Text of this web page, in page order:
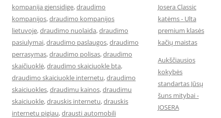
kompanija gjensidige,draudimo
kompanijos,draudimo kompanijos
lietuvoje,draudimo nuolaida,draudimo
pasiulymai,draudimo paslaugos,draudimo
perrasymas,draudimo polisas,draudimo
skaičiuoklė,draudimo skaiciuokle bta,
draudimo skaiciuokle internetu,draudimo
skaiciuokles,draudimu kainos,draudimu
skaiciuokle,drauskis internetu,drauskis
internetu pigiau,drausti automobili
Josera Classic
katėms - Ulta
premium klasės
kačių maistas
Aukščiausios
kokybės
standartas Jūsų
šuns mitybai -
JOSERA